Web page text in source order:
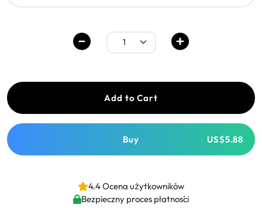
Add to Cart
Buy US$5.88
4.4 Ocena użytkowników
Bezpieczny proces płatności